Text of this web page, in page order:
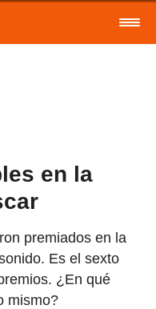
en la
premiados en la
Es el sexto
¿En qué
mismo?